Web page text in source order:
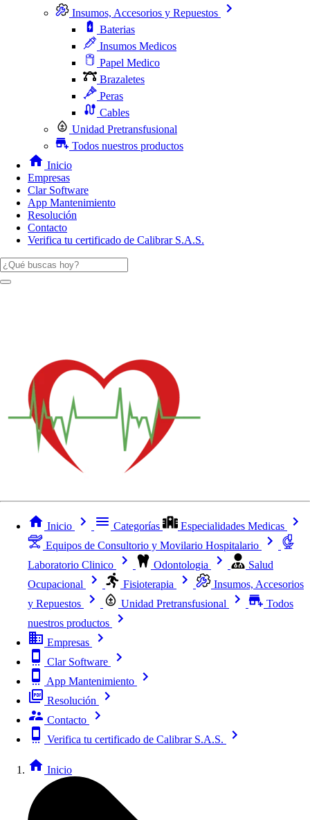
Insumos, Accesorios y Repuestos
Baterias
Insumos Medicos
Papel Medico
Brazaletes
Peras
Cables
Unidad Pretransfusional
Todos nuestros productos
Inicio
Empresas
Clar Software
App Mantenimiento
Resolución
Contacto
Verifica tu certificado de Calibrar S.A.S.
Inicio Categorías
Especialidades Medicas
Equipos de Consultorio y Movilario Hospitalario
Laboratorio Clinico
Odontologia
Salud
Ocupacional
Fisioterapia
Insumos, Accesorios
y Repuestos
Unidad Pretransfusional
Todos
nuestros productos
Empresas
Clar Software
App Mantenimiento
Resolución
Contacto
Verifica tu certificado de Calibrar S.A.S.
Inicio